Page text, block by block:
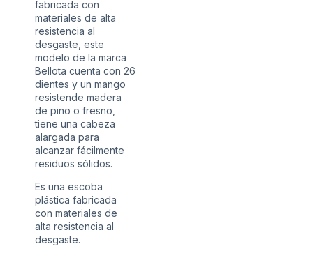
fabricada con
materiales de alta
resistencia al
desgaste, este
modelo de la marca
Bellota cuenta con 26
dientes y un mango
resistende madera
de pino o fresno,
tiene una cabeza
alargada para
alcanzar fácilmente
residuos sólidos.
Es una escoba
plástica fabricada
con materiales de
alta resistencia al
desgaste.